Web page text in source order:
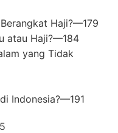
Haji?—179
atau Haji?—184
yang Tidak
Indonesia?—191